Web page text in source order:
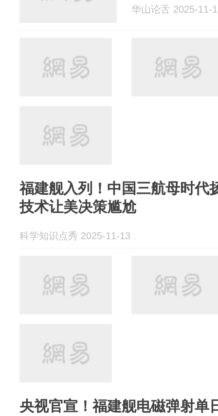
华山论舌 2025-11-
福建舰入列！中国三航母时代
技术让美决策尴尬
科学知识点秀 2025-11-13
央视官宣！福建舰电磁弹射单